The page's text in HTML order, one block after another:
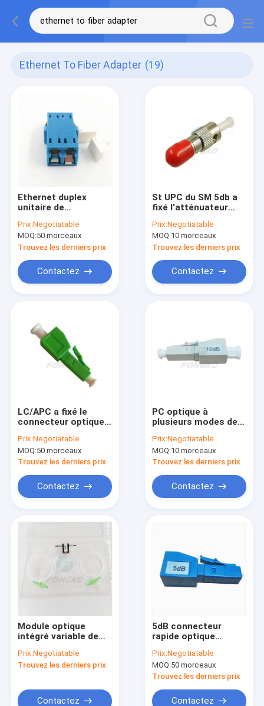
Ethernet To Fiber Adapter (19)
Ethernet duplex
unitaire de
mode LC au SM DX
d'adaptateur de fibre
Prix:Negotiatable
MOQ:50 morceaux
Trouvez les derniers prix
Contactez
St UPC du SM 5db a
fixé l'atténuateur
l'Ethernet
d'atmosphère
Prix:Negotiatable
MOQ:10 morceaux
Trouvez les derniers prix
Contactez
LC/APC a fixé le
connecteur optique
l'atténuateur LC UPC
de fibre
Prix:Negotiatable
MOQ:50 morceaux
Trouvez les derniers prix
Contactez
PC optique à
plusieurs modes de
50/125 de
l'atténuateur LC de
fibre d'OEM
Prix:Negotiatable
MOQ:10 morceaux
Trouvez les derniers prix
Contactez
Module optique
intégré variable de
fibre de Sc RPA du
SM 0~60dB
Prix:Negotiatable
Trouvez les derniers prix
Contactez
5dB connecteur
rapide optique
d'atténuateur de
fibre du SM LC/UPC
Prix:Negotiatable
MOQ:50 morceaux
Trouvez les derniers prix
Contactez